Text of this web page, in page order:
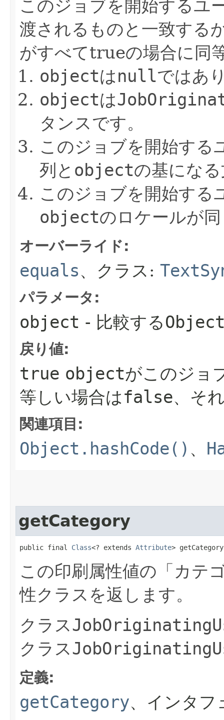
このジョブを開始するユ
渡されるものと一致する
がすべてtrueの場合に同
objectはnullではあ
objectは
タンスです。
このジョブを開始する
列と objectの基にな
このジョブを開始する
objectのロケールが
オーバーライド:
equals、クラス:
パラメータ:
object - 比較する
戻り値:
true objectがこのジョ
等しい場合はfalse、そ
関連項目:
Object.hashCode() 、
getCategory
public final Class<? extends Attribute>
この印刷属性値の「カテ
性クラスを返します。
クラス
クラス
定義:
getCategory、インタ